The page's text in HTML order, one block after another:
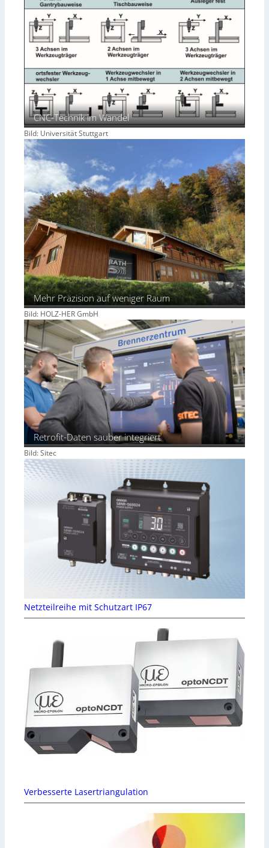
CNC-Technik im Wandel
Bild: Universität Stuttgart
Mehr Präzision auf weniger Raum
Bild: HOLZ-HER GmbH
Retrofit-Daten sauber integriert
Bild: Sitec
Netzteilreihe mit Schutzart IP67
Verbesserte Lasertriangulation